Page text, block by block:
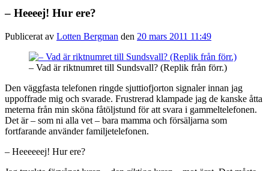
– Heeeej! Hur ere?
Publicerat av Lotten Bergman den 20 mars 2011 11:49
– Vad är riktnumret till Sundsvall? (Replik från förr.)
Den väggfasta telefonen ringde sjuttiofjorton signaler innan jag
uppoffrade mig och svarade. Frustrerad klampade jag de kanske åtta
meterna från min sköna fåtöljstund för att svara i gammeltelefonen.
Det är – som ni alla vet – bara mamma och försäljarna som
fortfarande använder familjetelefonen.
– Heeeeeej! Hur ere?